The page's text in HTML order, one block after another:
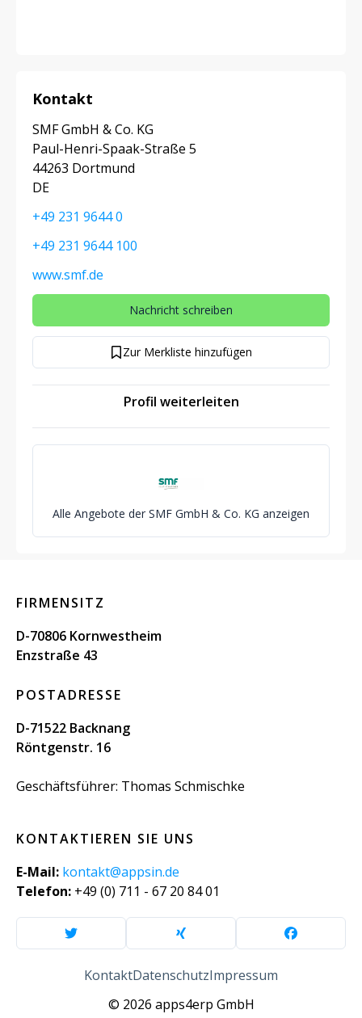
Kontakt
SMF GmbH & Co. KG
Paul-Henri-Spaak-Straße 5
44263 Dortmund
DE
+49 231 9644 0
+49 231 9644 100
www.smf.de
Nachricht schreiben
Zur Merkliste hinzufügen
Profil weiterleiten
Alle Angebote der SMF GmbH & Co. KG anzeigen
FIRMENSITZ
D-70806 Kornwestheim
Enzstraße 43
POSTADRESSE
D-71522 Backnang
Röntgenstr. 16
Geschäftsführer: Thomas Schmischke
KONTAKTIEREN SIE UNS
E-Mail: kontakt@appsin.de
Telefon: +49 (0) 711 - 67 20 84 01
KontaktDatenschutzImpressum
© 2026 apps4erp GmbH